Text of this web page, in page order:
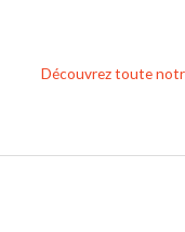
Découvrez toute